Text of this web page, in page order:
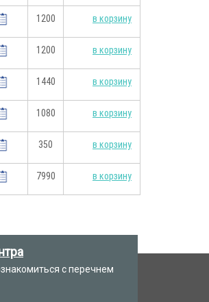
1200 в корзину
1200 в корзину
1440 в корзину
1080 в корзину
350 в корзину
7990 в корзину
с перечнем